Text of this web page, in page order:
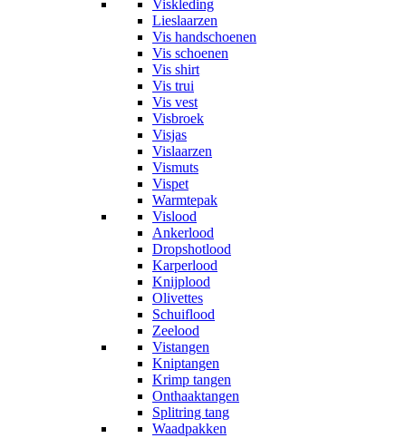
Viskleding
Lieslaarzen
Vis handschoenen
Vis schoenen
Vis shirt
Vis trui
Vis vest
Visbroek
Visjas
Vislaarzen
Vismuts
Vispet
Warmtepak
Vislood
Ankerlood
Dropshotlood
Karperlood
Knijplood
Olivettes
Schuiflood
Zeelood
Vistangen
Kniptangen
Krimp tangen
Onthaaktangen
Splitring tang
Waadpakken